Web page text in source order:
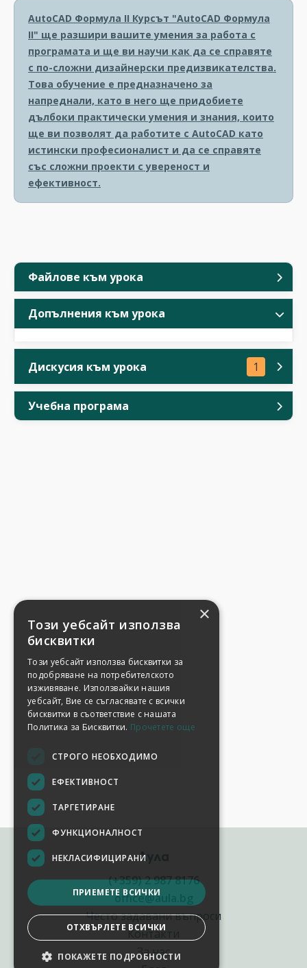
Файлове към урока
Допълнения към урока
Дискусия към урока 1
Учебна програма
AutoCAD Формула II Курсът "AutoCAD Формула
II" ще разшири вашите умения за работа с
програмата и ще ви научи как да се справяте
с по-сложни дизайнерски предизвикателства.
Това обучение е предназначено за
напреднали, като в него ще придобиете
дълбоки практически умения и знания, които
ще ви позволят да работите с AutoCAD като
истински професионалист и да се справяте
със сложни проекти с увереност и
ефективност.
Аула
(+359) 2 987 8176
office@aula.bg
Често задавани въпроси
Контакти
За нас
×
Този уебсайт използва
бисквитки
Този уебсайт използва бисквитки за
подобряване на потребителското
изживяване. Използвайки нашия
уебсайт, Вие се съгласявате с всички
бисквитки в съответствие с нашата
Политика за Бисквитки. Прочетете още
СТРОГО НЕОБХОДИМО
ЕФЕКТИВНОСТ
ТАРГЕТИРАНЕ
ФУНКЦИОНАЛНОСТ
НЕКЛАСИФИЦИРАНИ
ПРИЕМЕТЕ ВСИЧКИ
ОТХВЪРЛЕТЕ ВСИЧКИ
ПОКАЖЕТЕ ПОДРОБНОСТИ